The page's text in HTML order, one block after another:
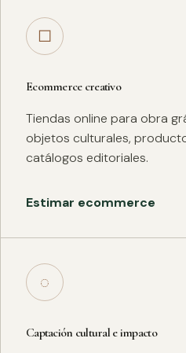
□
Ecommerce creativo
Tiendas online para obra
objetos culturales,
catálogos editoriales.
Estimar ecommerce
◌
Captación cultural e impacto